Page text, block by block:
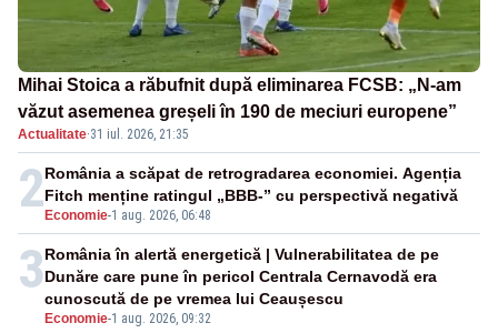
Mihai Stoica a răbufnit după eliminarea FCSB: „N-am
văzut asemenea greșeli în 190 de meciuri europene”
Actualitate·31 iul. 2026, 21:35
2 Economie-1 aug. 2026, 06:48
România a scăpat de retrogradarea economiei. Agenția
Fitch menține ratingul „BBB-” cu perspectivă negativă
3
Economie-1 aug. 2026, 09:32
România în alertă energetică | Vulnerabilitatea de pe
Dunăre care pune în pericol Centrala Cernavodă era
cunoscută de pe vremea lui Ceaușescu